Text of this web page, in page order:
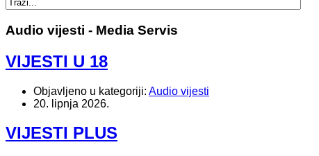
Audio vijesti - Media Servis
VIJESTI U 18
Objavljeno u kategoriji: Audio vijesti
20. lipnja 2026.
VIJESTI PLUS